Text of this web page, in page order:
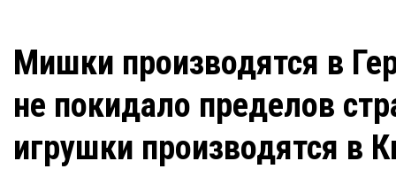
Мишки производятся в
не покидало пределов
игрушки производятся в